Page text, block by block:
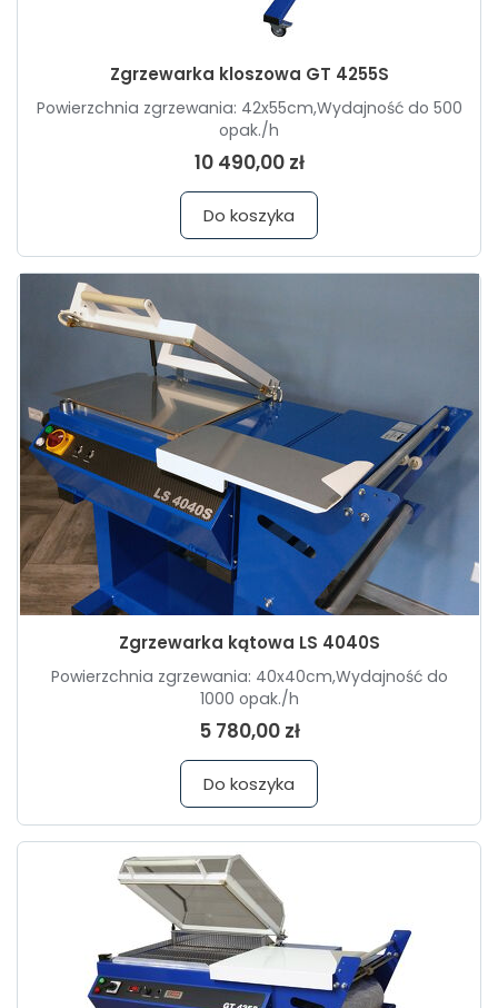
Zgrzewarka kloszowa GT 4255S
Powierzchnia zgrzewania: 42x55cm,Wydajność do 500
opak./h
10 490,00 zł
Do koszyka
Zgrzewarka kątowa LS 4040S
Powierzchnia zgrzewania: 40x40cm,Wydajność do
1000 opak./h
5 780,00 zł
Do koszyka